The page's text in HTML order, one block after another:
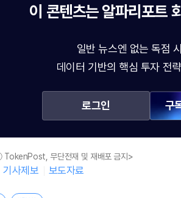
이 콘텐츠는알파리포트
일반 뉴스엔 없는 독점
데이터 기반의 핵심 투자 전
로그인 구
TokenPost, 무단전재 및 재배포 금지>
기사제보 보도자료